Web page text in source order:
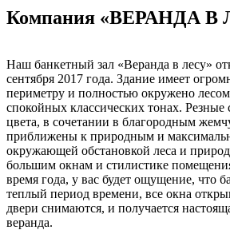
Компания «ВЕРАНДА В
Наш банкетный зал «Веранда в лесу»
сентября 2017 года. Здание имеет
периметру и полностью окружено
спокойных классических тонах. Резные
цвета, в сочетании в благородным
приближены к природным и
окружающей обстановкой леса и
большим окнам и стилистике
время года, у вас будет ощущение, что
теплый период времени, все окна
двери снимаются, и получается
веранда.